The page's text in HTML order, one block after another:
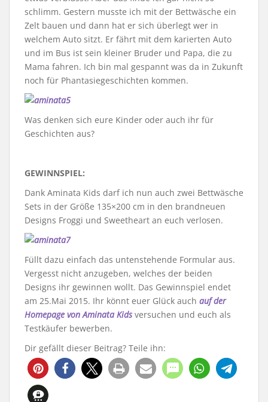
schlimm. Gestern musste ich mit der Bettwäsche ein
Zelt bauen und dann hat er sich überlegt wer in
welchem Auto sitzt. Er fährt mit dem karierten Auto
und im Bus ist sein kleiner Bruder und Papa, die zu
Mama fahren. Ich bin mal gespannt was da in Zukunft
noch für Phantasiegeschichten kommen.
Was denken sich eure Kinder oder auch ihr für
Geschichten aus?
GEWINNSPIEL:
Dank Aminata Kids darf ich nun auch zwei Bettwäsche
Sets in der Größe 135×200 cm in den brandneuen
Designs Froggi und Sweetheart an euch verlosen.
Füllt dazu einfach das untenstehende Formular aus.
Vergesst nicht anzugeben, welches der beiden
Designs ihr gewinnen wollt. Das Gewinnspiel endet
am 25.Mai 2015. Ihr könnt euer Glück auch auf der
Homepage von Aminata Kidsversuchen und euch als
Testkäufer bewerben.
Dir gefällt dieser Beitrag? Teile ihn: